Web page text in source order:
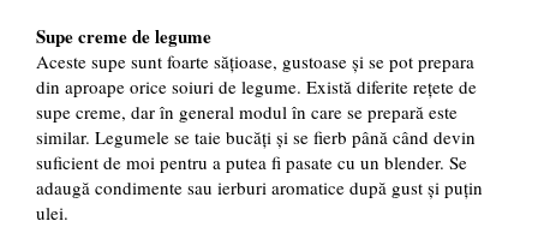
Supe creme de legume
Aceste supe sunt foarte sățioase, gustoase și se pot prepara
din aproape orice soiuri de legume. Există diferite rețete de
supe creme, dar în general modul în care se prepară este
similar. Legumele se taie bucăți și se fierb până când devin
suficient de moi pentru a putea fi pasate cu un blender. Se
adaugă condimente sau ierburi aromatice după gust și puțin
ulei.